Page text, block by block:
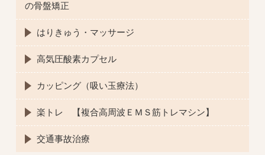
の骨盤矯正
はりきゅう・マッサージ
高気圧酸素カプセル
カッピング（吸い玉療法）
楽トレ 【複合高周波ＥＭＳ筋トレマシン】
交通事故治療